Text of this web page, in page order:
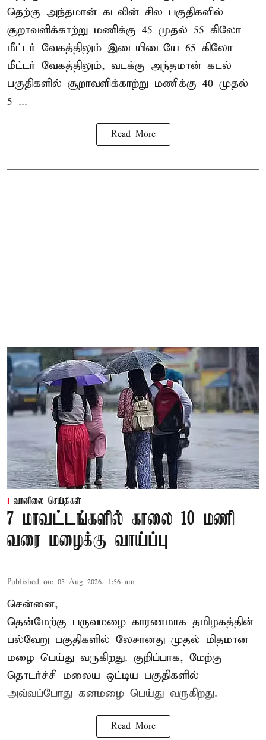
தெற்கு அந்தமான் கடலின் சில பகுதிகளில்
சூறாவளிக்காற்று மணிக்கு 45 முதல் 55 கிலோ
மீட்டர் வேகத்திலும் இடையிடையே 65 கிலோ
மீட்டர் வேகத்திலும், வடக்கு அந்தமான் கடல்
பகுதிகளில் சூறாவளிக்காற்று மணிக்கு 40 முதல்
5 ...
Read More
வானிலை செய்திகள்
7 மாவட்டங்களில் காலை 10 மணி
வரை மழைக்கு வாய்ப்பு
Published on: 05 Aug 2026, 1:56 am
சென்னை,
தென்மேற்கு பருவமழை காரணமாக தமிழகத்தின்
பல்வேறு பகுதிகளில் லேசானது முதல் மிதமான
மழை பெய்து வருகிறது. குறிப்பாக, மேற்கு
தொடர்ச்சி மலைய ஒட்டிய பகுதிகளில்
அவ்வப்போது கனமழை பெய்து வருகிறது.
Read More